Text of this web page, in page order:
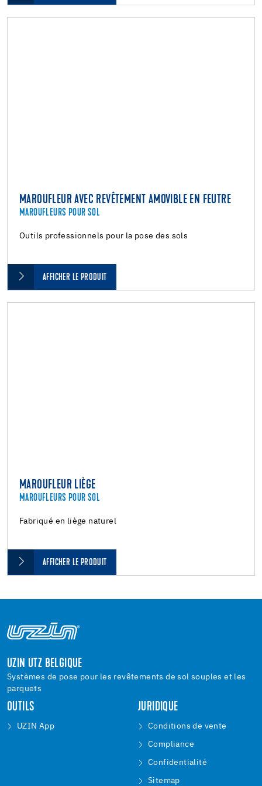
MAROUFLEUR AVEC REVÊTEMENT AMOVIBLE EN FEUTRE
MAROUFLEURS POUR SOL
Outils professionnels pour la pose des sols
AFFICHER LE PRODUIT
MAROUFLEUR LIÈGE
MAROUFLEURS POUR SOL
Fabriqué en liège naturel
AFFICHER LE PRODUIT
UZIN UTZ BELGIQUE
Systèmes de pose pour les revêtements de sol souples et les
parquets
OUTILS
UZIN App
JURIDIQUE
Conditions de vente
Compliance
Confidentialité
Sitemap